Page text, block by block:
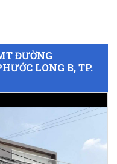
ĐƯỜNG
LONG B, TP.